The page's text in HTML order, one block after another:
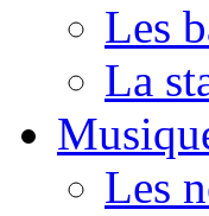
Les
La
Les